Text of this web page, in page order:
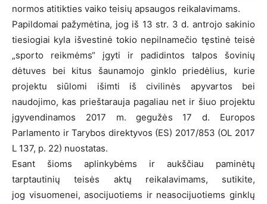
normos atitikties vaiko teisių apsaugos reikalavimams.
Papildomai pažymėtina, jog iš 13 str. 3 d. antrojo sakinio
tiesiogiai kyla išvestinė tokio nepilnamečio tęstinė teisė
„sporto reikmėms“ įgyti ir padidintos talpos šovinių
dėtuves bei kitus šaunamojo ginklo priedėlius, kurie
projektu siūlomi išimti iš civilinės apyvartos bei
naudojimo, kas prieštarauja pagaliau net ir šiuo projektu
įgyvendinamos 2017 m. gegužės 17 d. Europos
Parlamento ir Tarybos direktyvos (ES) 2017/853 (OL 2017
L 137, p. 22) nuostatas.
Esant šioms aplinkybėms ir aukščiau paminėtų
tarptautinių teisės aktų reikalavimams, sutikite,
jog visuomenei, asocijuotiems ir neasocijuotiems ginklų